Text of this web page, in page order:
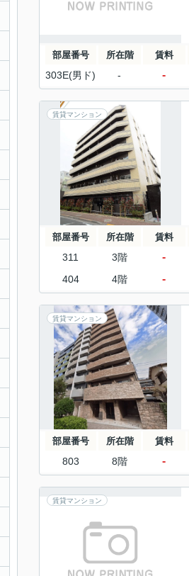
部屋番号 所在階 賃料
303E(男ド) - -
賃貸マンション
部屋番号 所在階 賃料
311 3階 -
404 4階 -
賃貸マンション
部屋番号 所在階 賃料
803 8階 -
賃貸マンション